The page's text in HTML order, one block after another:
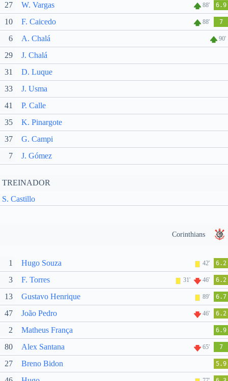
27 W. Vargas 88' 6.9
10 F. Caicedo 88' 7
6 A. Chalá 90'
29
J. Chalá
31
D. Luque
33
J. Usma
41
P. Calle
35
K. Pinargote
37
G. Campi
7
J. Gómez
TREINADOR
S. Castillo
Corinthians
1 Hugo Souza 42' 6.2
3 F. Torres 31' 46' 6.2
13 Gustavo Henrique 89' 6.7
47 João Pedro 46' 6.2
2 Matheus França 6.9
80 Alex Santana 65' 7
27 Breno Bidon 5.9